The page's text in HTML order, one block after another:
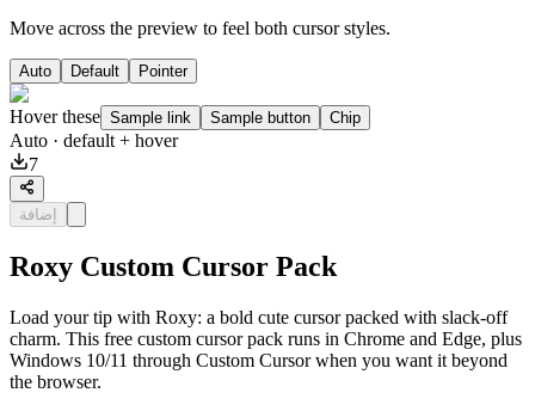
Move across the preview to feel both cursor styles.
Auto Default Pointer
Hover these Sample link Sample button Chip
Auto · default + hover
7
إضافة
Roxy Custom Cursor Pack
Load your tip with Roxy: a bold cute cursor packed with slack-off
charm. This free custom cursor pack runs in Chrome and Edge, plus
Windows 10/11 through Custom Cursor when you want it beyond
the browser.